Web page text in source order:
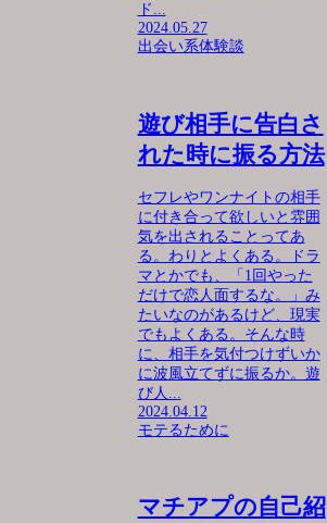
ド...
2024.05.27
出会い系体験談
遊び相手に告白さ
れた時に振る方法
セフレやワンナイトの相手
に付き合って欲しいと雰囲
気を出されることってあ
る。わりとよくある。ドラ
マとかでも、「1回やった
だけで恋人面するな。」み
たいなのがあるけど、現実
でもよくある。そんな時
に、相手を気付つけずいか
に波風立てずに振るか。遊
び人...
2024.04.12
モテるために
マチアプの自己紹